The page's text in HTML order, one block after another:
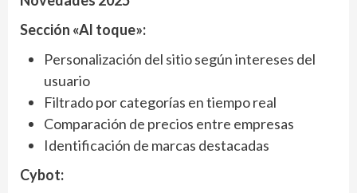
Sección «Al toque»:
Personalización del sitio según intereses del
usuario
Filtrado por categorías en tiempo real
Comparación de precios entre empresas
Identificación de marcas destacadas
Cybot: